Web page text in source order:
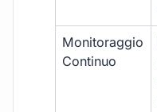
Monitoraggio
Continuo